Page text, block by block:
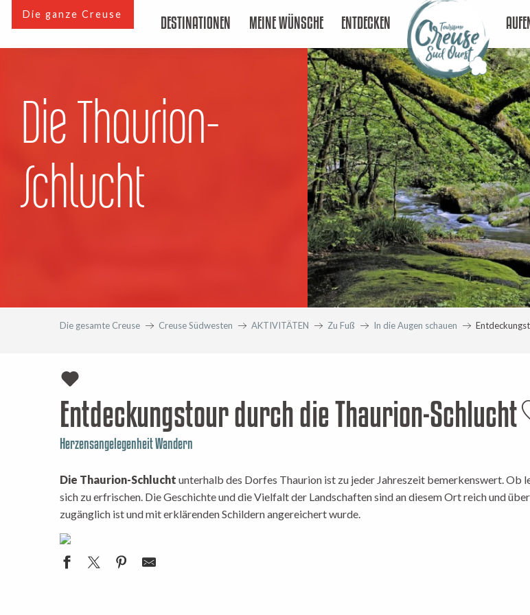
Die ganze Creuse DESTINATIONEN MEINE WÜNSCHE ENTDECKEN
Die Thaurion-
Schlucht
Die gesamte Creuse Creuse Südwesten AKTIVITÄTEN Zu Fuß In die Augen schauen
Entdeckungstour durch die Thaurion-Schlucht
Herzensangelegenheit Wandern
Die Thaurion-Schlucht unterhalb des Dorfes Thaurion ist zu jeder Jahreszeit bemerkenswert. Ob
sich zu erfrischen. Die Geschichte und die Vielfalt der Landschaften sind an diesem Ort reich und
zugänglich ist und mit erklärenden Schildern angereichert wurde.